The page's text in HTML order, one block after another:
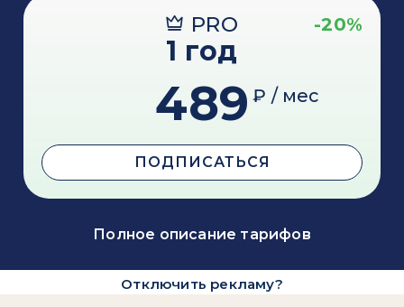
PRO -20%
1 год
489 ₽ / мес
ПОДПИСАТЬСЯ
Полное описание тарифов
Отключить рекламу?